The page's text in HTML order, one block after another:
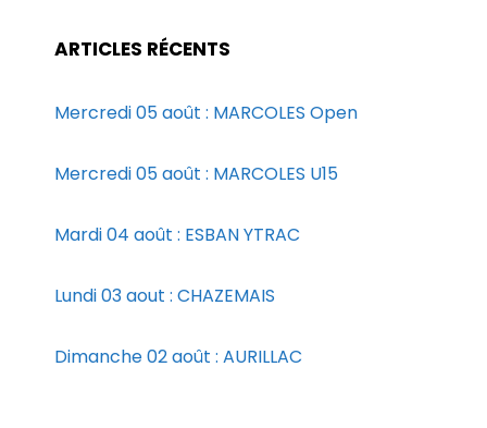
ARTICLES RÉCENTS
Mercredi 05 août : MARCOLES Open
Mercredi 05 août : MARCOLES U15
Mardi 04 août : ESBAN YTRAC
Lundi 03 aout : CHAZEMAIS
Dimanche 02 août : AURILLAC